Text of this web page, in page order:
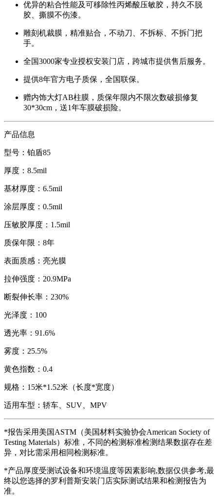
优异的粘合性能及可移除性丙烯酸压敏胶，持久不脱
胶、撕膜不伤漆。
雕刻机裁膜，精准贴合，不动刀、不拆标、不拆门把
手。
全国3000家专业授权安装门店，跨城市提供售后服务。
提供8年官方电子质保，全国联保。
赠内饰大灯AB柱膜，质保年限内不限次数破损修复
30*30cm，送1年车膜破损险。
产品信息
型号：铂盾85
厚度：8.5mil
基材厚度：6.5mil
涂层厚度：0.5mil
压敏胶厚度：1.5mil
质保年限：8年
表面质感：亮光膜
拉伸强度：20.9MPa
断裂伸长率：230%
光泽度：100
透光率：91.6%
雾度：25.5%
黄色指数：0.4
规格：15米*1.52米（长度*宽度）
适用车型：轿车、SUV、MPV
*报告采用美国ASTM（美国材料实验协会American Society of
Testing Materials）标准，不同的检测标准检测结果数据存在差
异，对比需采用相同检测标准。
*产品厚度受测试设备和环境温度等因素影响,数据仅供参考,最
终以您选择的罗利普斯安装门店实际测试结果和检测报告为
准。